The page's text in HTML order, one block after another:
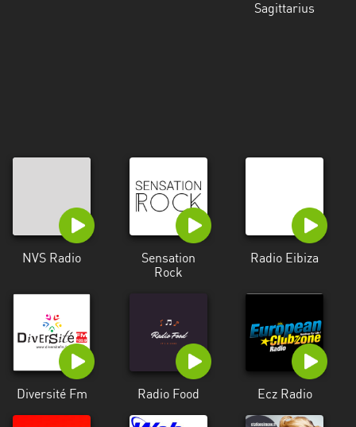
Sagittarius
NVS Radio
Sensation
Rock
Radio Eibiza
Diversité Fm Radio Food Ecz Radio